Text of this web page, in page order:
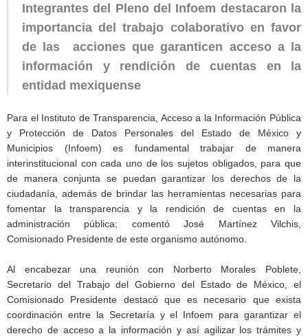
Integrantes del Pleno del Infoem destacaron la
importancia del trabajo colaborativo en favor
de las acciones que garanticen acceso a la
información y rendición de cuentas en la
entidad mexiquense
Para el Instituto de Transparencia, Acceso a la Información Pública
y Protección de Datos Personales del Estado de México y
Municipios (Infoem) es fundamental trabajar de manera
interinstitucional con cada uno de los sujetos obligados, para que
de manera conjunta se puedan garantizar los derechos de la
ciudadanía, además de brindar las herramientas necesarias para
fomentar la transparencia y la rendición de cuentas en la
administración pública; comentó José Martínez Vilchis,
Comisionado Presidente de este organismo autónomo.
Al encabezar una reunión con Norberto Morales Poblete,
Secretario del Trabajo del Gobierno del Estado de México, el
Comisionado Presidente destacó que es necesario que exista
coordinación entre la Secretaría y el Infoem para garantizar el
derecho de acceso a la información y así agilizar los trámites y